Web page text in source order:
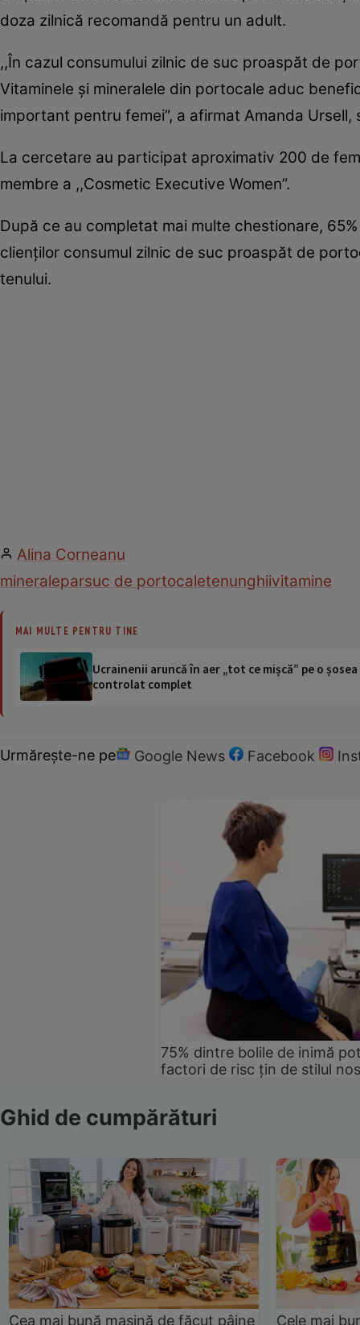
doza zilnică recomandă pentru un adult.
,,În cazul consumului zilnic de suc proaspăt de
Vitaminele şi mineralele din portocale aduc
important pentru femei”, a afirmat Amanda
La cercetare au participat aproximativ 200 de
membre a ,,Cosmetic Executive Women”.
După ce au completat mai multe chestionare,
clienţilor consumul zilnic de suc proaspăt de
tenului.
Alina Corneanu
mineraleparsuc de portocaletenunghiivitamine
MAI MULTE PENTRU TINE
Ucrainenii aruncă în aer „tot ce mișcă” pe o
controlat complet
Urmărește-ne pe Google News Facebook
75% dintre bolile de inimă
factori de risc țin de stilul
Ghid de cumpărături
Cea mai bună mașină de făcut pâine Cele mai